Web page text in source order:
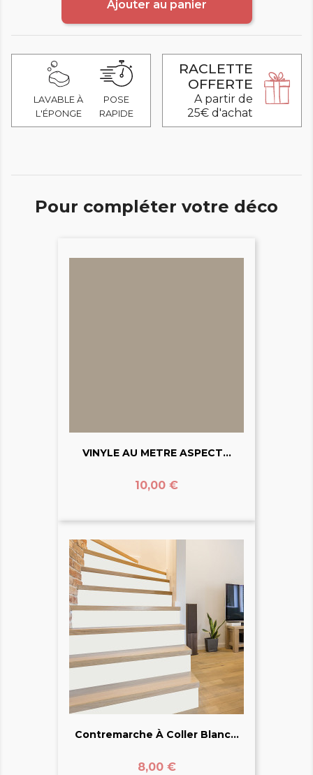
Ajouter au panier
LAVABLE À
L'ÉPONGE
POSE
RAPIDE
RACLETTE
OFFERTE
A partir de
25€ d'achat
Pour compléter votre déco
VINYLE AU METRE ASPECT...
Prix
10,00 €
Contremarche À Coller Blanc...
Prix
8,00 €